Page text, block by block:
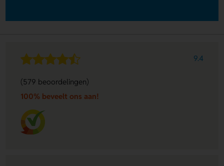
9.4
(579 beoordelingen)
100% beveelt ons aan!